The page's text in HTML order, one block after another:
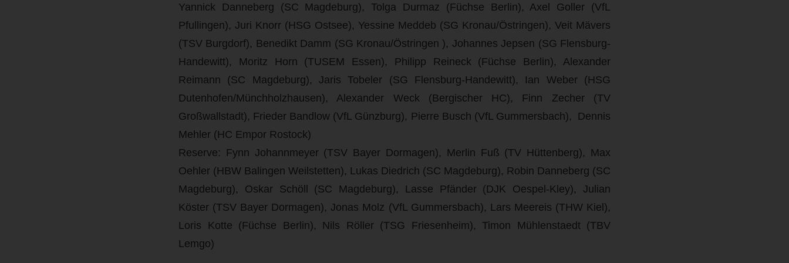
Yannick Danneberg (SC Magdeburg), Tolga Durmaz (Füchse Berlin), Axel Goller (VfL
Pfullingen), Juri Knorr (HSG Ostsee), Yessine Meddeb (SG Kronau/Östringen), Veit Mävers
(TSV Burgdorf), Benedikt Damm (SG Kronau/Östringen ), Johannes Jepsen (SG Flensburg-
Handewitt), Moritz Horn (TUSEM Essen), Philipp Reineck (Füchse Berlin), Alexander
Reimann (SC Magdeburg), Jaris Tobeler (SG Flensburg-Handewitt), Ian Weber (HSG
Dutenhofen/Münchholzhausen), Alexander Weck (Bergischer HC), Finn Zecher (TV
Großwallstadt), Frieder Bandlow (VfL Günzburg), Pierre Busch (VfL Gummersbach), Dennis
Mehler (HC Empor Rostock)
Reserve: Fynn Johannmeyer (TSV Bayer Dormagen), Merlin Fuß (TV Hüttenberg), Max
Oehler (HBW Balingen Weilstetten), Lukas Diedrich (SC Magdeburg), Robin Danneberg (SC
Magdeburg), Oskar Schöll (SC Magdeburg), Lasse Pfänder (DJK Oespel-Kley), Julian
Köster (TSV Bayer Dormagen), Jonas Molz (VfL Gummersbach), Lars Meereis (THW Kiel),
Loris Kotte (Füchse Berlin), Nils Röller (TSG Friesenheim), Timon Mühlenstaedt (TBV
Lemgo)